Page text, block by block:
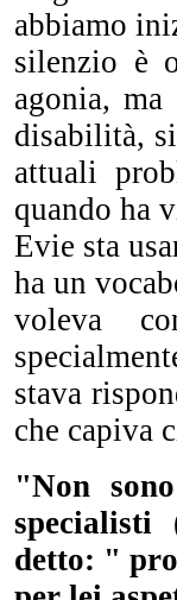
abbiamo
silenzio è
agonia,
disabilità,
attuali
quando ha
Evie sta
ha un
voleva
stava
che capiva
"Non
specialisti
detto: "